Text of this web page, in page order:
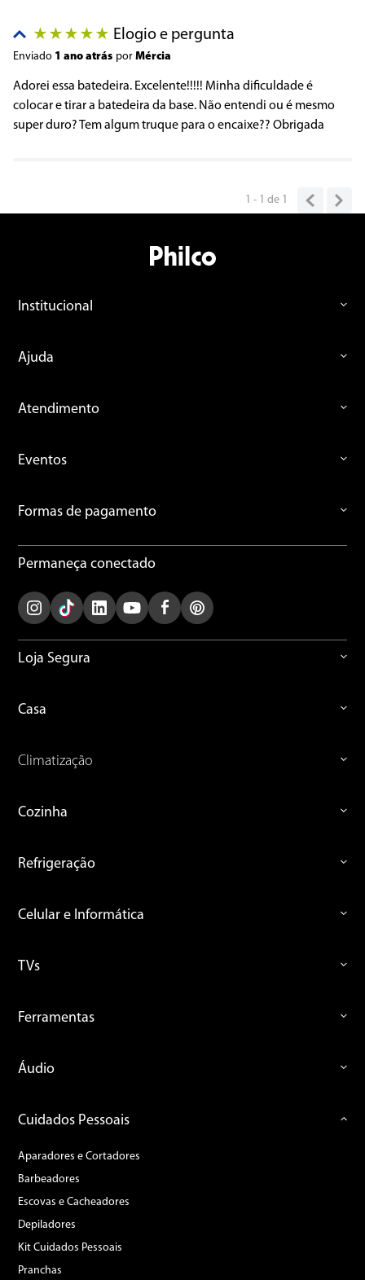
Título
Avalie o produto de 1 a 5 estrelas
★
ENVIAR AVALIAÇÃO
★ ★ ★ ★ ★ Elogio e pergunta
Enviado 1 ano atrás por Mércia
Adorei essa batedeira. Excelente!!!!! Minha dificuldade é
colocar e tirar a batedeira da base. Não entendi ou é mesmo
super duro? Tem algum truque para o encaixe?? Obrigada
1 - 1de 1
Institucional
Ajuda
Atendimento
Eventos
Formas de pagamento
Permaneça conectado
Loja Segura
Casa
Climatização
Cozinha
Refrigeração
Celular e Informática
TVs
Ferramentas
Áudio
Cuidados Pessoais
Aparadores e Cortadores
Barbeadores
Escovas e Cacheadores
Depiladores
Kit Cuidados Pessoais
Pranchas